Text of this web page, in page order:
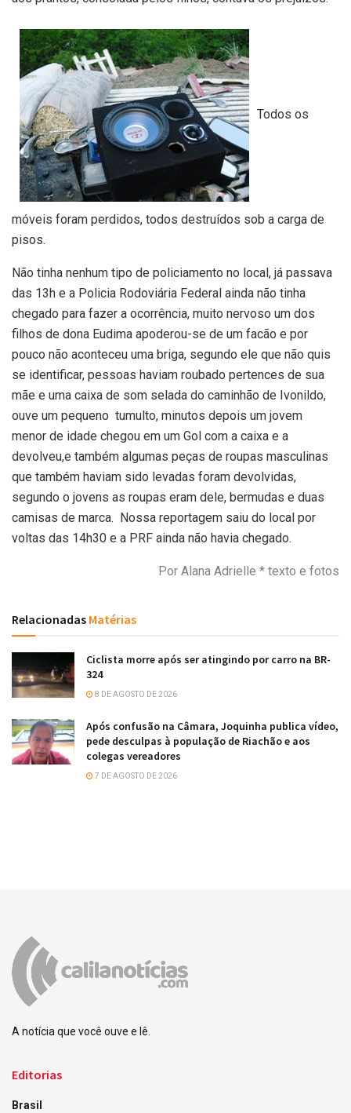
Todos os
móveis foram perdidos, todos destruídos sob a carga de
pisos.
Não tinha nenhum tipo de policiamento no local, já passava
das 13h e a Policia Rodoviária Federal ainda não tinha
chegado para fazer a ocorrência, muito nervoso um dos
filhos de dona Eudima apoderou-se de um facão e por
pouco não aconteceu uma briga, segundo ele que não quis
se identificar, pessoas haviam roubado pertences de sua
mãe e uma caixa de som selada do caminhão de Ivonildo,
ouve um pequeno tumulto, minutos depois um jovem
menor de idade chegou em um Gol com a caixa e a
devolveu,e também algumas peças de roupas masculinas
que também haviam sido levadas foram devolvidas,
segundo o jovens as roupas eram dele, bermudas e duas
camisas de marca. Nossa reportagem saiu do local por
voltas das 14h30 e a PRF ainda não havia chegado.
Por Alana Adrielle * texto e fotos
Relacionadas Matérias
Ciclista morre após ser atingindo por carro na BR-
324
8 DE AGOSTO DE 2026
Após confusão na Câmara, Joquinha publica vídeo,
pede desculpas à população de Riachão e aos
colegas vereadores
7 DE AGOSTO DE 2026
A notícia que você ouve e lê.
Editorias
Brasil